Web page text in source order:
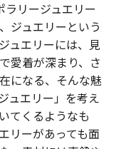
ラリージュエリー
ジュエリーという
ュエリーには、見
愛着が深まり、さ
になる、そんな魅
ュエリー」を考え
てくるようなも
リーがあっても面